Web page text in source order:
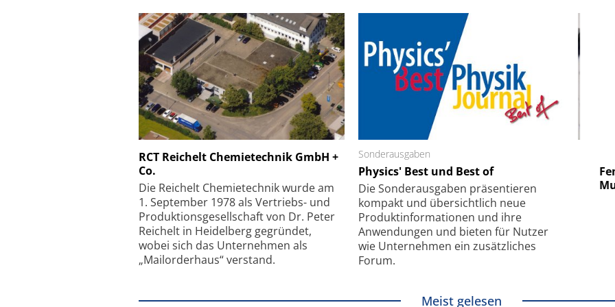
RCT Reichelt Chemietechnik GmbH +
Co.
Die Reichelt Chemietechnik wurde am
1. September 1978 als Vertriebs- und
Produktionsgesellschaft von Dr. Peter
Reichelt in Heidelberg gegründet,
wobei sich das Unternehmen als
„Mailorderhaus“ verstand.
Sonderausgaben
Physics' Best und Best of
Die Sonder­ausgaben präsentieren
kompakt und übersichtlich neue
Produkt­informationen und ihre
Anwendungen und bieten für Nutzer
wie Unternehmen ein zusätzliches
Forum.
Schäfter + Kirchhoff GmbH
Feinfokussierungsmechanismus
Elektronenmikroskopie auf
kleinstem Raum
Meist gelesen